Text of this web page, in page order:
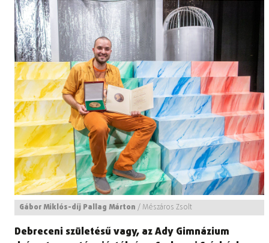
Gábor Miklós-díj Pallag Márton / Mészáros Zsolt
Debreceni születésű vagy, az Ady Gimnázium